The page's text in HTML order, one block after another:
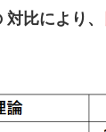
比により、